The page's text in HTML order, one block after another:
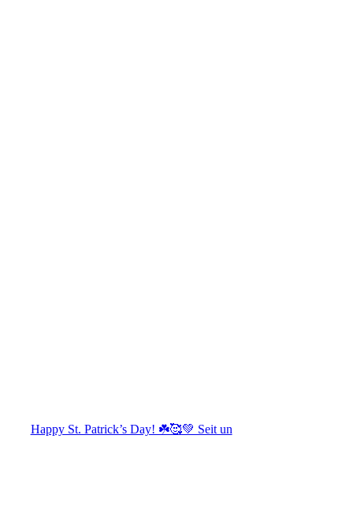
Happy St. Patrick’s Day! ☘️🥰💚 Seit un